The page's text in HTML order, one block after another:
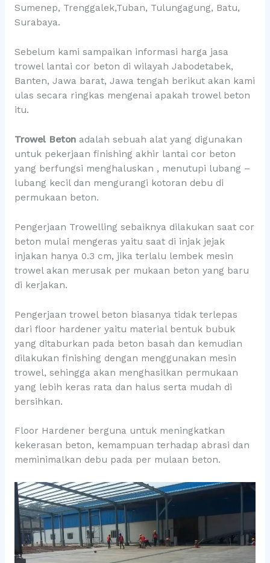
Sumenep, Trenggalek,Tuban, Tulungagung, Batu,
Surabaya.
Sebelum kami sampaikan informasi harga jasa
trowel lantai cor beton di wilayah Jabodetabek,
Banten, Jawa barat, Jawa tengah berikut akan kami
ulas secara ringkas mengenai apakah trowel beton
itu.
Trowel Betonadalah sebuah alat yang digunakan
untuk pekerjaan finishing akhir lantai cor beton
yang berfungsi menghaluskan , menutupi lubang –
lubang kecil dan mengurangi kotoran debu di
permukaan beton.
Pengerjaan Trowelling sebaiknya dilakukan saat cor
beton mulai mengeras yaitu saat di injak jejak
injakan hanya 0.3 cm, jika terlalu lembek mesin
trowel akan merusak per mukaan beton yang baru
di kerjakan.
Pengerjaan trowel beton biasanya tidak terlepas
dari floor hardener yaitu material bentuk bubuk
yang ditaburkan pada beton basah dan kemudian
dilakukan finishing dengan menggunakan mesin
trowel, sehingga akan menghasilkan permukaan
yang lebih keras rata dan halus serta mudah di
bersihkan.
Floor Hardener berguna untuk meningkatkan
kekerasan beton, kemampuan terhadap abrasi dan
meminimalkan debu pada per mulaan beton.